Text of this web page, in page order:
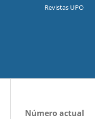
Revistas UPO
Número actual